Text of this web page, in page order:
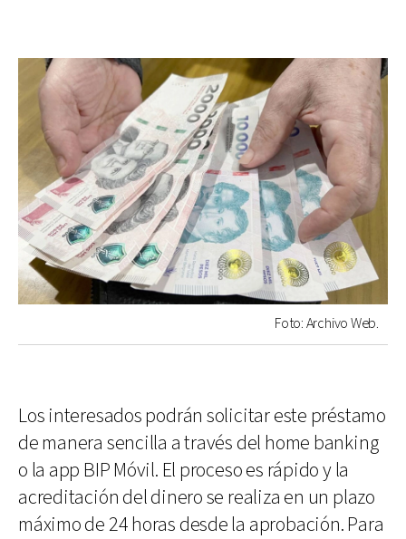
Foto: Archivo Web.
Los interesados podrán solicitar este préstamo
de manera sencilla a través del home banking
o la app BIP Móvil. El proceso es rápido y la
acreditación del dinero se realiza en un plazo
máximo de 24 horas desde la aprobación. Para